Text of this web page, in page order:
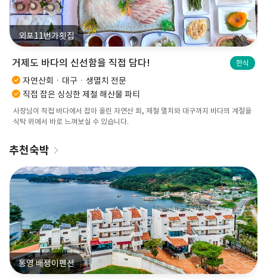
외포11번가횟집
거제도 바다의 신선함을 직접 담다! 한식
자연산회ㆍ대구ㆍ생멸치 전문
직접 잡은 싱싱한 제철 해산물 파티
사장님이 직접 바다에서 잡아 올린 자연산 회, 제철 멸치와 대구까지 바다의 계절을
식탁 위에서 바로 느껴보실 수 있습니다.
추천숙박
통영 배쟁이펜션